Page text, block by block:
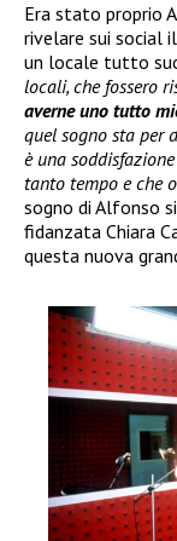
Era stato proprio
rivelare sui social
un locale tutto
locali, che fossero
averne uno tutto
quel sogno sta per
è una
tanto tempo e che
sogno di Alfonso
fidanzata Chiara
questa nuova